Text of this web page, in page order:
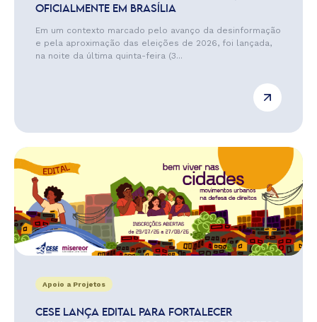
OFICIALMENTE EM BRASÍLIA
Em um contexto marcado pelo avanço da desinformação
e pela aproximação das eleições de 2026, foi lançada,
na noite da última quinta-feira (3...
Apoio a Projetos
CESE LANÇA EDITAL PARA FORTALECER